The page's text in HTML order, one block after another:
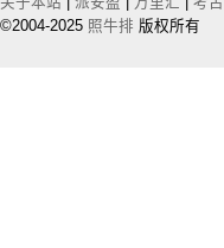
©2004-2025 照牛排 版权所有